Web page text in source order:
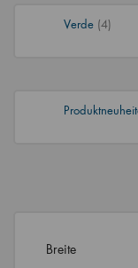
Verde (4)
Breite